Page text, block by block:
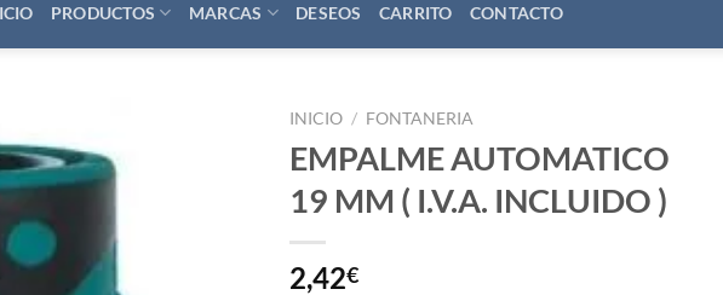
PRODUCTOS MARCAS DESEOS CARRITO CONTACTO
INICIO / FONTANERIA
EMPALME AUTOMATICO
19 MM ( I.V.A. INCLUIDO )
2,42€